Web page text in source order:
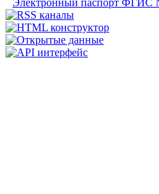
Электронный паспорт ФГИС